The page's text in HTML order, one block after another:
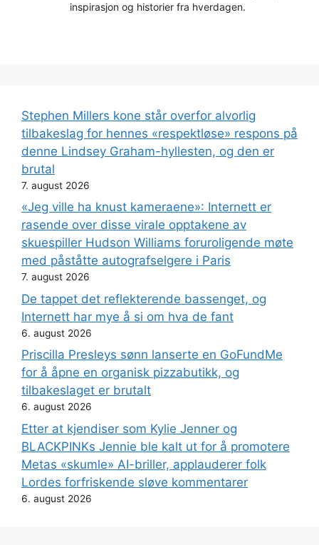
inspirasjon og historier fra hverdagen.
Stephen Millers kone står overfor alvorlig
tilbakeslag for hennes «respektløse» respons på
denne Lindsey Graham-hyllesten, og den er
brutal
7. august 2026
«Jeg ville ha knust kameraene»: Internett er
rasende over disse virale opptakene av
skuespiller Hudson Williams foruroligende møte
med påståtte autografselgere i Paris
7. august 2026
De tappet det reflekterende bassenget, og
Internett har mye å si om hva de fant
6. august 2026
Priscilla Presleys sønn lanserte en GoFundMe
for å åpne en organisk pizzabutikk, og
tilbakeslaget er brutalt
6. august 2026
Etter at kjendiser som Kylie Jenner og
BLACKPINKs Jennie ble kalt ut for å promotere
Metas «skumle» AI-briller, applauderer folk
Lordes forfriskende sløve kommentarer
6. august 2026